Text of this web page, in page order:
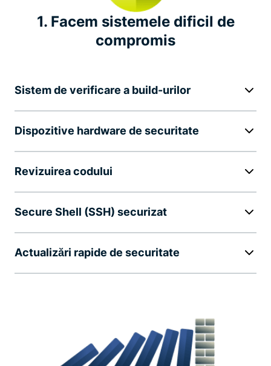
Inițiative notabile privind confidențialitatea
1. Facem sistemele dificil de
compromis
Sistem de verificare a build-urilor
Dispozitive hardware de securitate
Revizuirea codului
Secure Shell (SSH) securizat
Actualizări rapide de securitate